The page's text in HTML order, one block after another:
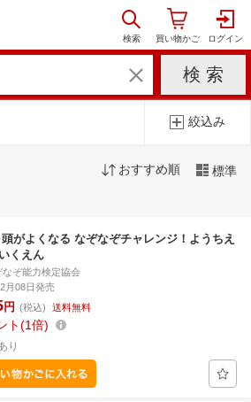
絞込み
おすすめ順 標準
頭がよくなる なぞなぞチャレンジ！ようちえ
くえん
なぞ能力検定協会
月08日発売
円 (税込) 送料無料
ト 1倍
り